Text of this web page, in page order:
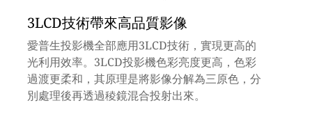
3LCD技術帶來高品質影像
愛普生投影機全部應用3LCD技術，實現更高的
光利用效率。3LCD投影機色彩亮度更高，色彩
過渡更柔和，其原理是將影像分解為三原色，分
別處理後再透過稜鏡混合投射出來。